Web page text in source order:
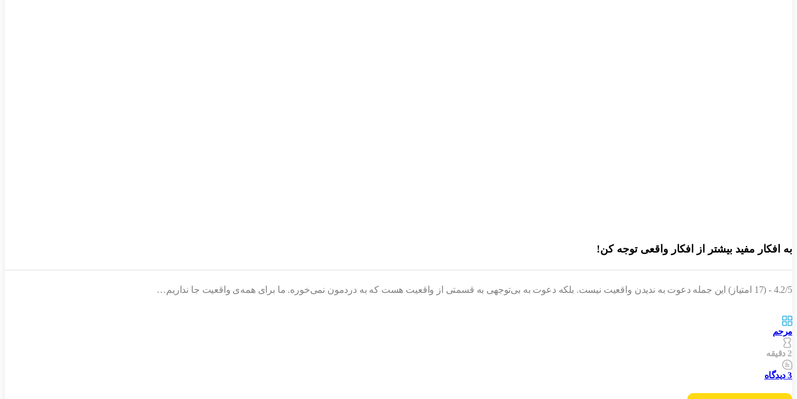
‌به افکار مفید بیشتر از افکار واقعی توجه کن!
4.2/5 - (17 امتیاز) این جمله دعوت به ندیدن واقعیت نیست. بلکه دعوت به بی‌توجهی به قسمتی از واقعیت هست که به دردمون نمی‌خوره. ما برای همه‌ی واقعیت جا نداریم…
مرحم
2 دقیقه
3 دیدگاه